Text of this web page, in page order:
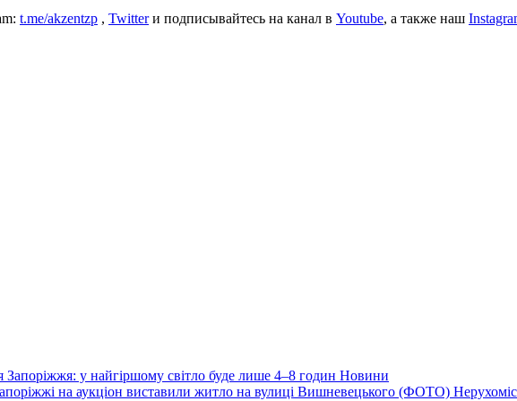
t.me/akzentzp , Twitterи подписывайтесь на канал в Youtube, а также наш
Запоріжжя: у найгіршому світло буде лише 4–8 годин Новини
на аукціон виставили житло на вулиці Вишневецького (ФОТО)